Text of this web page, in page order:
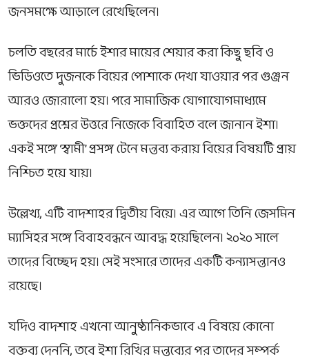
জনসমক্ষে আড়ালে রেখেছিলেন।
চলতি বছরের মার্চে ইশার মায়ের শেয়ার করা কিছু ছবি ও
ভিডিওতে দুজনকে বিয়ের পোশাকে দেখা যাওয়ার পর গুঞ্জন
আরও জোরালো হয়। পরে সামাজিক যোগাযোগমাধ্যমে
ভক্তদের প্রশ্নের উত্তরে নিজেকে বিবাহিত বলে জানান ইশা।
একই সঙ্গে ‘স্বামী’ প্রসঙ্গ টেনে মন্তব্য করায় বিয়ের বিষয়টি প্রায়
নিশ্চিত হয়ে যায়।
উল্লেখ্য, এটি বাদশাহর দ্বিতীয় বিয়ে। এর আগে তিনি জেসমিন
ম্যাসিহর সঙ্গে বিবাহবন্ধনে আবদ্ধ হয়েছিলেন। ২০২০ সালে
তাদের বিচ্ছেদ হয়। সেই সংসারে তাদের একটি কন্যাসন্তানও
রয়েছে।
যদিও বাদশাহ এখনো আনুষ্ঠানিকভাবে এ বিষয়ে কোনো
বক্তব্য দেননি, তবে ইশা রিখির মন্তব্যের পর তাদের সম্পর্ক